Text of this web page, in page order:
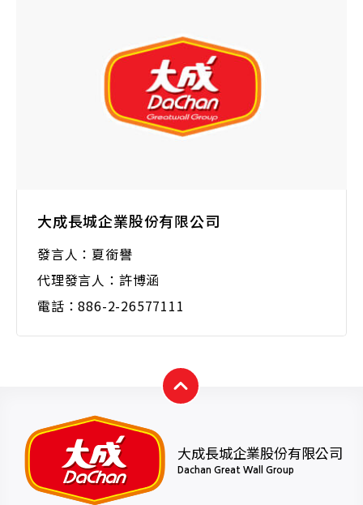
大成長城企業股份有限公司
發言人：夏銜譽
代理發言人：許博涵
電話：886-2-26577111
大成長城企業股份有限公司
Dachan Great Wall Group